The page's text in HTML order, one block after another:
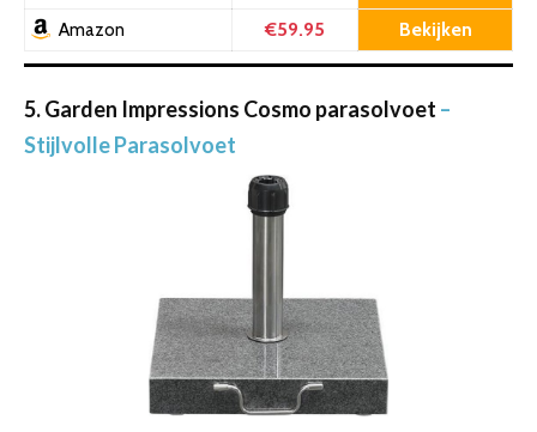
Amazon €59.95 Bekijken
5. Garden Impressions Cosmo parasolvoet –
Stijlvolle Parasolvoet